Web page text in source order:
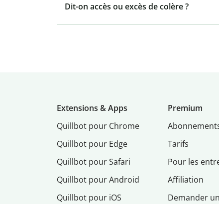
Dit-on accès ou excès de colère ?
Extensions & Apps
Quillbot pour Chrome
Quillbot pour Edge
Quillbot pour Safari
Quillbot pour Android
Quillbot pour iOS
Premium
Tarifs
Pour les
Affiliation
Demander